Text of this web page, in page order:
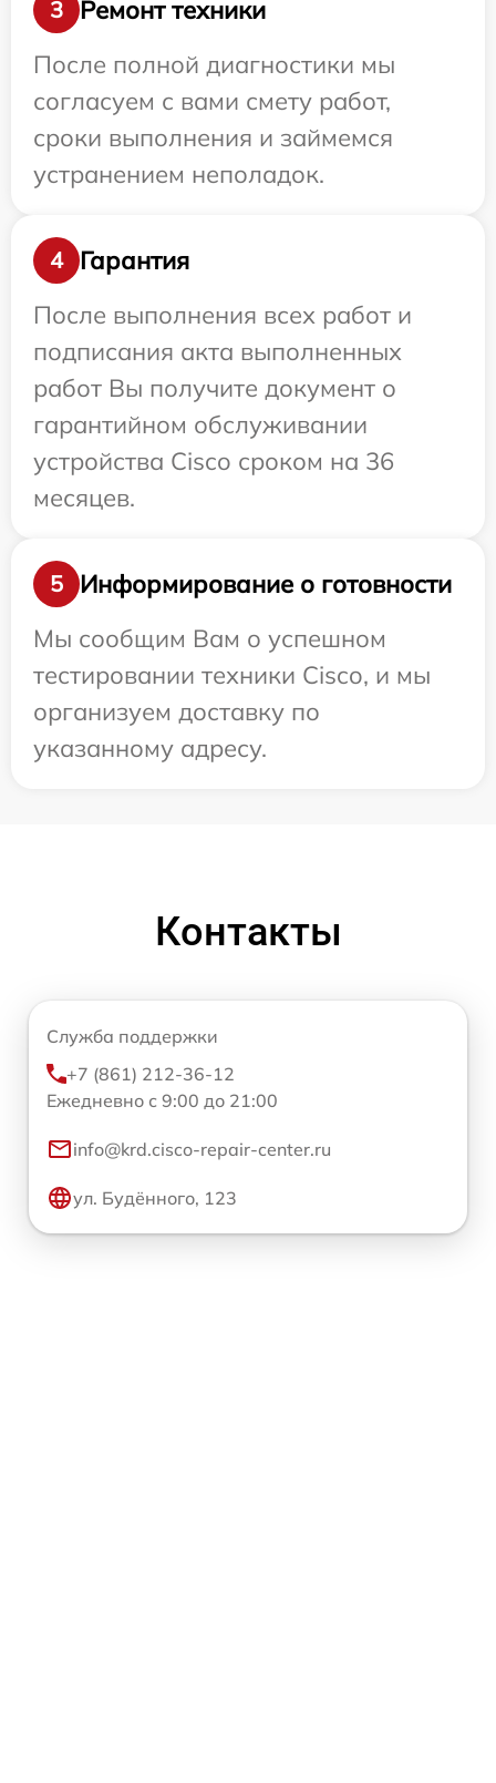
3
Ремонт техники
После полной диагностики мы
согласуем с вами смету работ,
сроки выполнения и займемся
устранением неполадок.
4
Гарантия
После выполнения всех работ и
подписания акта выполненных
работ Вы получите документ о
гарантийном обслуживании
устройства Cisco сроком на 36
месяцев.
5
Информирование о готовности
Мы сообщим Вам о успешном
тестировании техники Cisco, и мы
организуем доставку по
указанному адресу.
Контакты
Служба поддержки
+7 (861) 212-36-12
Ежедневно с 9:00 до 21:00
info@krd.cisco-repair-center.ru
ул. Будённого, 123